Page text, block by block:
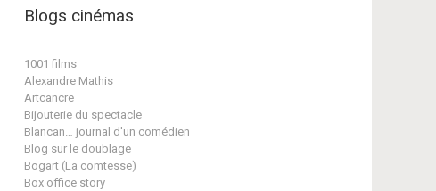
Blogs cinémas
1001 films
Alexandre Mathis
Artcancre
Bijouterie du spectacle
Blancan… journal d'un comédien
Blog sur le doublage
Bogart (La comtesse)
Box office story